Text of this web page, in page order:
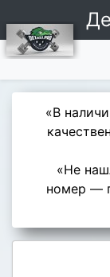
«В
«Не
номер —